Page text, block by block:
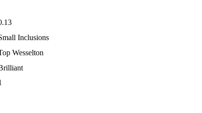
Inclusions
Wesselton